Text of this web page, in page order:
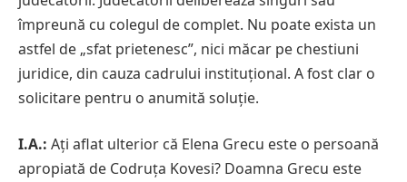
împreună cu colegul de complet. Nu poate exista un
astfel de „sfat prietenesc”, nici măcar pe chestiuni
juridice, din cauza cadrului instituțional. A fost clar o
solicitare pentru o anumită soluție.
I.A.: Ați aflat ulterior că Elena Grecu este o persoană
apropiată de Codruța Kovesi? Doamna Grecu este